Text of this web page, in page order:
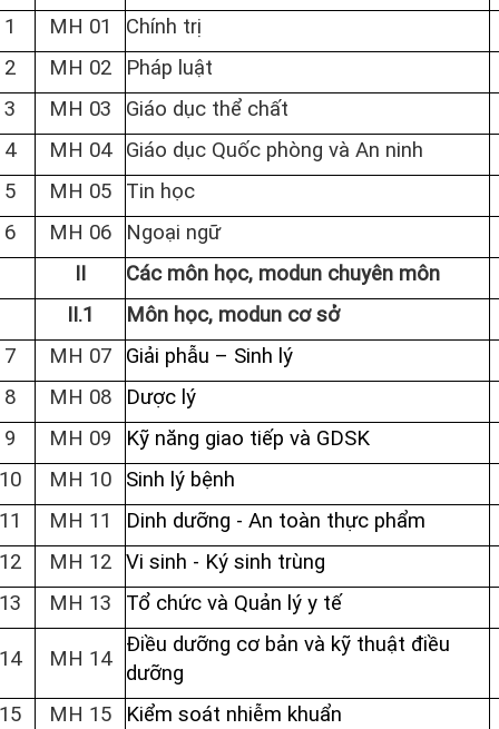
1
MH 01
Chính trị
2
MH 02
Pháp luật
3
MH 03
Giáo dục thể chất
4
MH 04 Giáo dục Quốc phòng và An ninh
5
MH 05 Tin học
6
MH 06
Ngoại ngữ
II
Các môn học, modun chuyên môn
II.1
Môn học, modun cơ sở
7
MH 07 Giải phẫu – Sinh lý
8
MH 08
Dược lý
9
MH 09
Kỹ năng giao tiếp và GDSK
10
MH 10 Sinh lý bệnh
11
MH 11
Dinh dưỡng - An toàn thực phẩm
12
MH 12 Vi sinh - Ký sinh trùng
13
MH 13 Tổ chức và Quản lý y tế
14 MH 14
Điều dưỡng cơ bản và kỹ thuật điều
dưỡng
15
MH 15
Kiểm soát nhiễm khuẩn